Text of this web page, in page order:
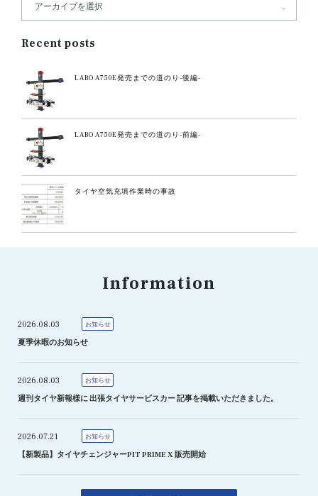
Recent posts
LABO A750E発売までの道のり-後編-
LABO A750E発売までの道のり-前編-
タイヤ空気充填作業時の事故
Information
2026.08.03 お知らせ
夏季休暇のお知らせ
2026.08.03 お知らせ
週刊タイヤ新報様に 出張タイヤサービスカー 記事を掲載いただきました。
2026.07.21 お知らせ
【新製品】タイヤチェンジャーPIT PRIME X 販売開始